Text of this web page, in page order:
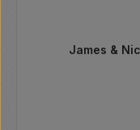
James &